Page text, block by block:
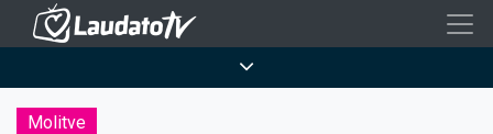
Skoči
sadržaj
Molitve